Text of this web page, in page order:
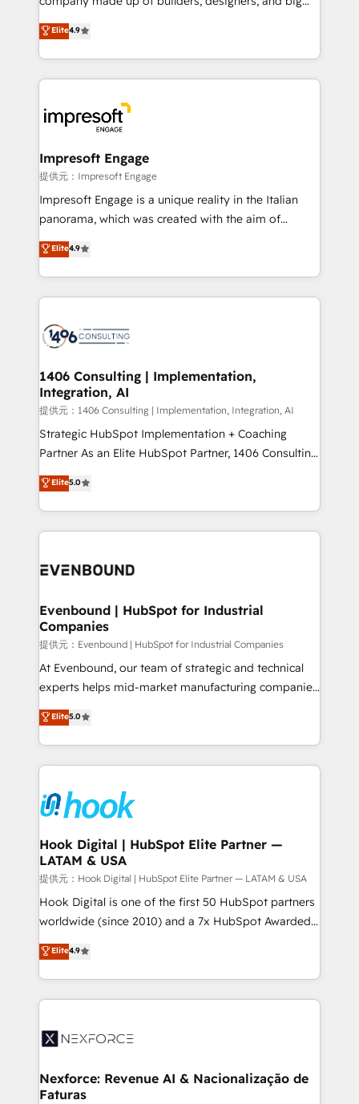
Platform Migration Excellence. • Top 3 Partner of the
Year LATAM 2022, 2023, 2024, 2025. • Partner of the
business with HubSpot? Let Cebra’s experts help
you grow faster, smarter, and with impact.
thinkers. We blend strategy, design, and
development—always fueled by curiosity—to turn
ideas, opportunities, and challenges into meaningful
experiences. To us, technology is more than just
and—most importantly—simple. That’s why we lean
into bold ideas and shape them into thoughtful
products and strategies that actually make a
difference.
Elite4.9
Impresoft Engage
提供元：Impresoft Engage
Impresoft Engage is a unique reality in the Italian
panorama, which was created with the aim of
putting Customer Experience at the center by
creating digital environments capable of integrating
people, processes and data. We offer the best
digital solutions on the market, ranging from CRM
marketing automation to online and offline sales
allowing companies to optimize processes and meet
the needs of the customer. We are part of Impresoft
Group, a group of specialized and complementary
companies that divide their offer into 4
Competence Centers: Smart Manufacturing,
The synergies generated by these integrations,
together with the combination of talents, skills,
to accompany companies on their digital
Elite4.9
1406 Consulting | Implementation,
Integration, AI
提供元：1406 Consulting | Implementation, Integration, AI
Strategic HubSpot Implementation + Coaching
Partner As an Elite HubSpot Partner, 1406 Consulting
helps mid-market revenue teams transform how
they sell, market, and serve. We don't just build your
HubSpot—we teach your team to own it, then stay
to help you keep winning. What We Do ⚙️ CRM
Data & Content 📈 Sales & Marketing Alignment +
Agent Creation 🔄 Custom Integrations & Data
Migration Why 1406 We become part of your team.
Your team learns while we build. We fix what others
broke. Built for mid-market reality—practical
solutions that work with your actual headcount and
HubSpot partners 🔄 Top 5% globally in client
retention 📅 8+ years of consistent results since 2017
move beyond spreadsheets into unified systems
that drive real business results.
Elite5.0
Evenbound | HubSpot for Industrial
Companies
提供元：Evenbound | HubSpot for Industrial Companies
At Evenbound, our team of strategic and technical
experts helps mid-market manufacturing companies
achieve real growth. We specialize in delivering
tailored solutions that drive results by leveraging
HubSpot’s platform and data to fuel success.
Technical Solutions: - HubSpot Technical Consulting -
Onboarding - Data Migration & Integrations -
Technical Audit & Optimization Strategic Solutions: -
Revenue Operations - Inbound Marketing -
Outbound Marketing - HubSpot CMS Website
Design & Development We empower our clients to
reach their full potential by providing transparent,
relationship-driven support. With over 300 HubSpot
technical know-how and strategic guidance you
need to succeed.
Elite5.0
Hook Digital | HubSpot Elite Partner —
LATAM & USA
提供元：Hook Digital | HubSpot Elite Partner — LATAM & USA
Hook Digital is one of the first 50 HubSpot partners
worldwide (since 2010) and a 7x HubSpot Awarded
Elite Partner. With 500+ projects across the U.S.,
Brazil, and LATAM, we combine global expertise with
regional experience. Today, we are Brazil’s largest
HubSpot Elite Partner—trusted by companies across
Implementation & Migration Onboarding across all
Station, Freshdesk, Intercom, and more. Custom
objects, automations, and integrations built for
Elite4.9
Nexforce: Revenue AI & Nacionalização de
Faturas